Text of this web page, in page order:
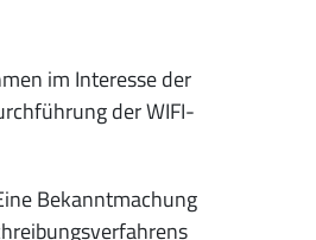
im Interesse der
der WIFI-
Bekanntmachung